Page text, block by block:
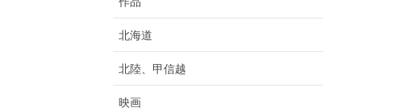
北海道
北陸、甲信越
映画